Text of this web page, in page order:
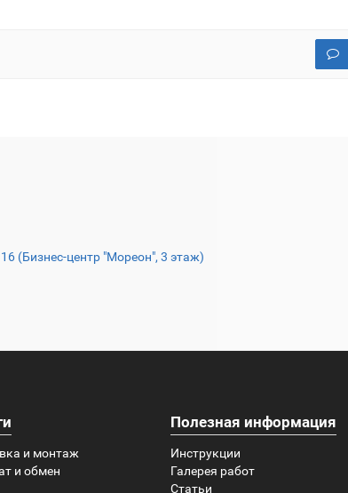
(Бизнес-центр "Мореон", 3 этаж)
и монтаж
и обмен
Полезная информация
Инструкции
Галерея работ
Статьи